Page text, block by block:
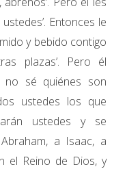
Entonces le
y bebido contigo
plazas’. Pero él
no sé quiénes son
ustedes los que
ustedes y se
a Isaac, a
el Reino de Dios, y